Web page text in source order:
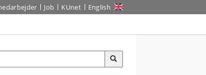
Job KUnet English